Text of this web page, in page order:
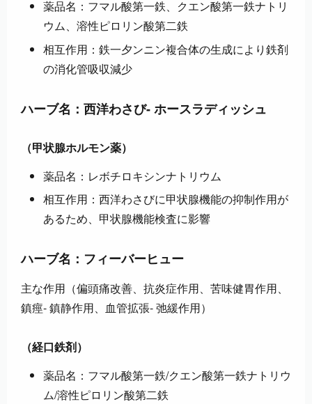
薬品名：フマル酸第一鉄、クエン酸第一鉄ナトリ
ウム、溶性ピロリン酸第二鉄
相互作用：鉄一夕ンニン複合体の生成により鉄剤
の消化管吸収減少
ハーブ名：西洋わさび- ホースラディッシュ
（甲状腺ホルモン薬）
薬品名：レボチロキシンナトリウム
相互作用：西洋わさびに甲状腺機能の抑制作用が
あるため、甲状腺機能検査に影響
ハーブ名：フィーバーヒュー
主な作用（偏頭痛改善、抗炎症作用、苦味健胃作用、
鎮痙- 鎮静作用、血管拡張- 弛緩作用）
（経口鉄剤）
薬品名：フマル酸第一鉄/クエン酸第一鉄ナトリウ
ム/溶性ピロリン酸第二鉄